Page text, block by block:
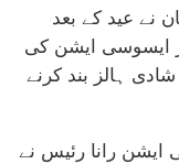
نے عید کے بعد
ایسوسی ایشن کی
ہالز بند کرنے
رانا رئیس نے